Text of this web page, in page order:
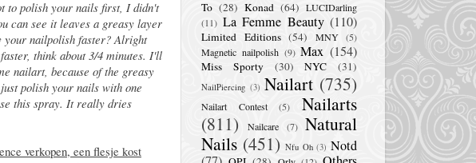
to polish your nails first, I didn't
can see it leaves a greasy layer
your nailpolish faster? Alright
think about 3/4 minutes. I'll
nailart, because of the greasy
polish your nails with one
this spray. It really dries
verkopen, een flesje kost
To (28) Konad (64) LUCIDarling
(11) La Femme Beauty (110)
Limited Editions (54) MNY (5)
Magnetic nailpolish (9) Max (154)
Miss Sporty (30) NYC (31)
NailPiercing (3) Nailart (735)
Nailart Contest (5)
Nailarts
(811)
Nailcare (7) Natural
Nails (451) Nfu Oh (3) Notd